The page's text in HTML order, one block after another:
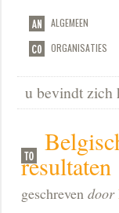
ALGEMEEN
ORGANISATIES
u bevindt zich
resultaten
geschreven door